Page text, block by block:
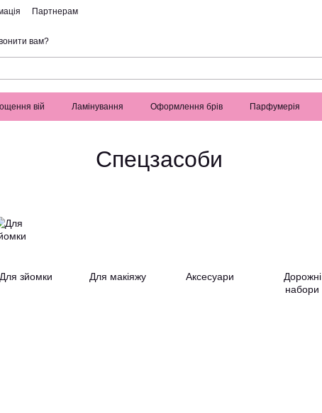
Партнерам
вам?
вій Ламінування Оформлення брів Парфумерія
Спецзасоби
Для зйомки Для макіяжу Аксесуари
Дорожні
набори